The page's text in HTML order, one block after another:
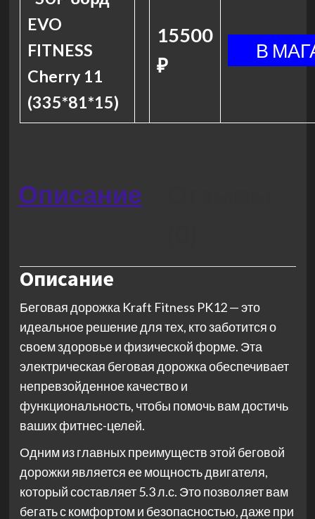
EVO
FITNESS
Cherry 11
(335*81*15)
15500
₽
Описание
Описание
Беговая дорожка Kraft Fitness PK12 — это
идеальное решение для тех, кто заботится о
своем здоровье и физической форме. Эта
электрическая беговая дорожка обеспечивает
непревзойденное качество и
функциональность, чтобы помочь вам достичь
ваших фитнес-целей.
Одним из главных преимуществ этой беговой
дорожки является ее мощность двигателя,
который составляет 5.3 л.с. Это позволяет вам
бегать с комфортом и безопасностью, даже при